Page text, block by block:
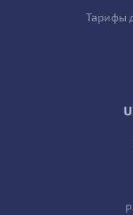
Тарифы